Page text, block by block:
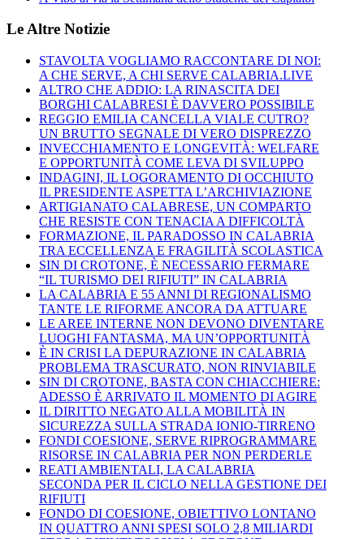
Le Altre Notizie
STAVOLTA VOGLIAMO RACCONTARE DI NOI:
A CHE SERVE, A CHI SERVE CALABRIA.LIVE
ALTRO CHE ADDIO: LA RINASCITA DEI
BORGHI CALABRESI È DAVVERO POSSIBILE
REGGIO EMILIA CANCELLA VIALE CUTRO?
UN BRUTTO SEGNALE DI VERO DISPREZZO
INVECCHIAMENTO E LONGEVITÀ: WELFARE
E OPPORTUNITÀ COME LEVA DI SVILUPPO
INDAGINI, IL LOGORAMENTO DI OCCHIUTO
IL PRESIDENTE ASPETTA L’ARCHIVIAZIONE
ARTIGIANATO CALABRESE, UN COMPARTO
CHE RESISTE CON TENACIA A DIFFICOLTÀ
FORMAZIONE, IL PARADOSSO IN CALABRIA
TRA ECCELLENZA E FRAGILITÀ SCOLASTICA
SIN DI CROTONE, È NECESSARIO FERMARE
“IL TURISMO DEI RIFIUTI” IN CALABRIA
LA CALABRIA E 55 ANNI DI REGIONALISMO
TANTE LE RIFORME ANCORA DA ATTUARE
LE AREE INTERNE NON DEVONO DIVENTARE
LUOGHI FANTASMA, MA UN’OPPORTUNITÀ
È IN CRISI LA DEPURAZIONE IN CALABRIA
PROBLEMA TRASCURATO, NON RINVIABILE
SIN DI CROTONE, BASTA CON CHIACCHIERE:
ADESSO È ARRIVATO IL MOMENTO DI AGIRE
IL DIRITTO NEGATO ALLA MOBILITÀ IN
SICUREZZA SULLA STRADA IONIO-TIRRENO
FONDI COESIONE, SERVE RIPROGRAMMARE
RISORSE IN CALABRIA PER NON PERDERLE
REATI AMBIENTALI, LA CALABRIA
SECONDA PER IL CICLO NELLA GESTIONE DEI
RIFIUTI
FONDO DI COESIONE, OBIETTIVO LONTANO
IN QUATTRO ANNI SPESI SOLO 2,8 MILIARDI